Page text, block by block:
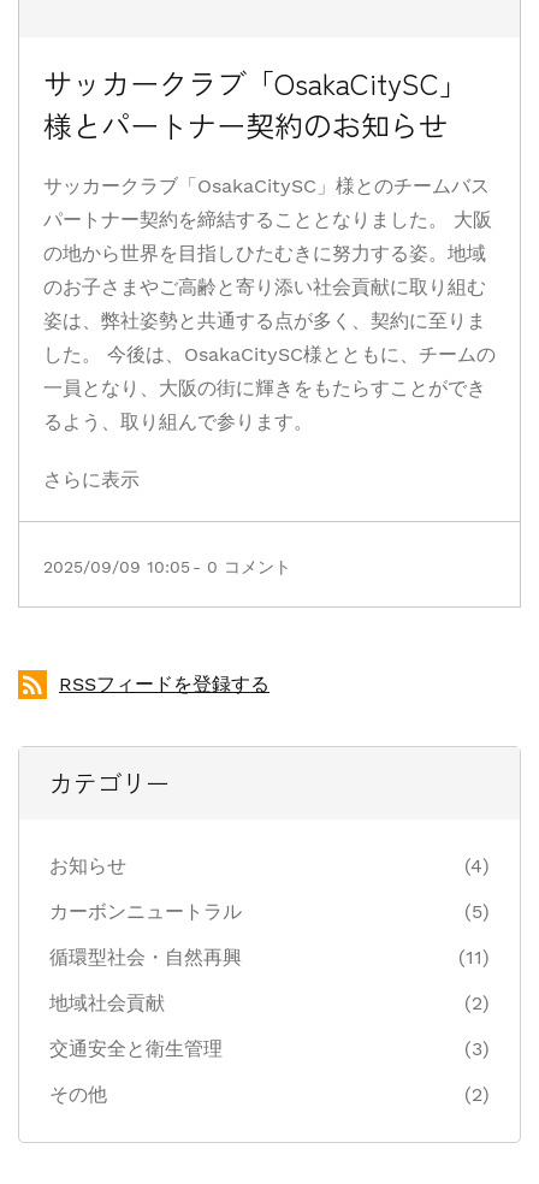
サッカークラブ「OsakaCitySC」
様とパートナー契約のお知らせ
サッカークラブ「OsakaCitySC」様とのチームバス
パートナー契約を締結することとなりました。 大阪
の地から世界を目指しひたむきに努力する姿。地域
のお子さまやご高齢と寄り添い社会貢献に取り組む
姿は、弊社姿勢と共通する点が多く、契約に至りま
した。 今後は、OsakaCitySC様とともに、チームの
一員となり、大阪の街に輝きをもたらすことができ
るよう、取り組んで参ります。
さらに表示
2025/09/09 10:05- 0 コメント
RSSフィードを登録する
カテゴリー
お知らせ
(4)
カーボンニュートラル
(5)
循環型社会・自然再興
(11)
地域社会貢献
(2)
交通安全と衛生管理
(3)
その他
(2)